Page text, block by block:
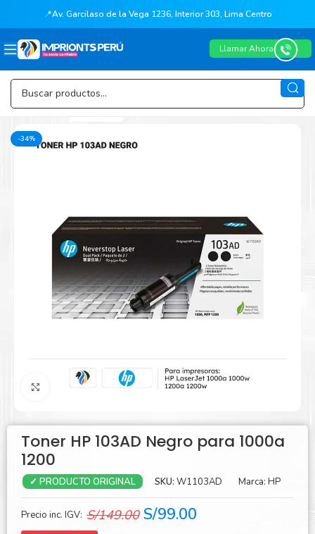
📍Av. Garcilaso de la Vega 1236, Interior 303, Lima Centro
Llamar Ahora
-34%
Agrandar
Toner HP 103AD Negro para 1000a
1200
✓ PRODUCTO ORIGINAL SKU: W1103AD Marca: HP
Precio inc. IGV: S/149.00 El
S/99.00